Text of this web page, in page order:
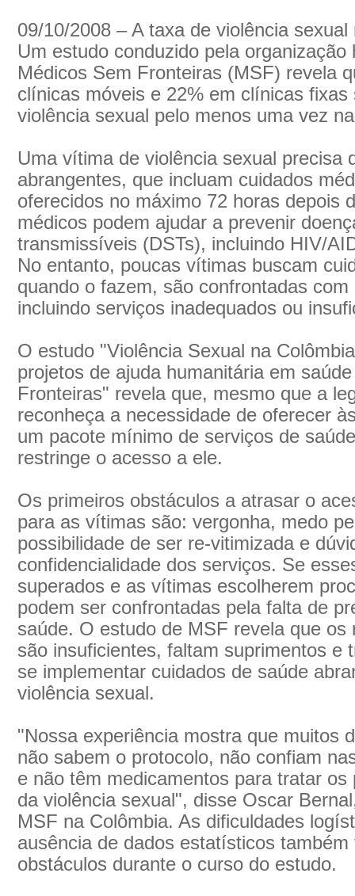
09/10/2008 – A taxa de violência
Um estudo conduzido pela
Médicos Sem Fronteiras (MSF) revela
clínicas móveis e 22% em clínicas
violência sexual pelo menos uma vez
Uma vítima de violência sexual precisa
abrangentes, que incluam cuidados
oferecidos no máximo 72 horas depois
médicos podem ajudar a prevenir
transmissíveis (DSTs), incluindo HIV/
No entanto, poucas vítimas buscam
quando o fazem, são confrontadas
incluindo serviços inadequados ou
O estudo "Violência Sexual na
projetos de ajuda humanitária em
Fronteiras" revela que, mesmo que a
reconheça a necessidade de oferecer
um pacote mínimo de serviços de
restringe o acesso a ele.
Os primeiros obstáculos a atrasar o
para as vítimas são: vergonha, medo
possibilidade de ser re-vitimizada e
confidencialidade dos serviços. Se
superados e as vítimas escolherem
podem ser confrontadas pela falta de
saúde. O estudo de MSF revela que
são insuficientes, faltam suprimentos e
se implementar cuidados de saúde
violência sexual.
"Nossa experiência mostra que muitos
não sabem o protocolo, não confiam
e não têm medicamentos para tratar
da violência sexual", disse Oscar
MSF na Colômbia. As dificuldades
ausência de dados estatísticos
obstáculos durante o curso do estudo.